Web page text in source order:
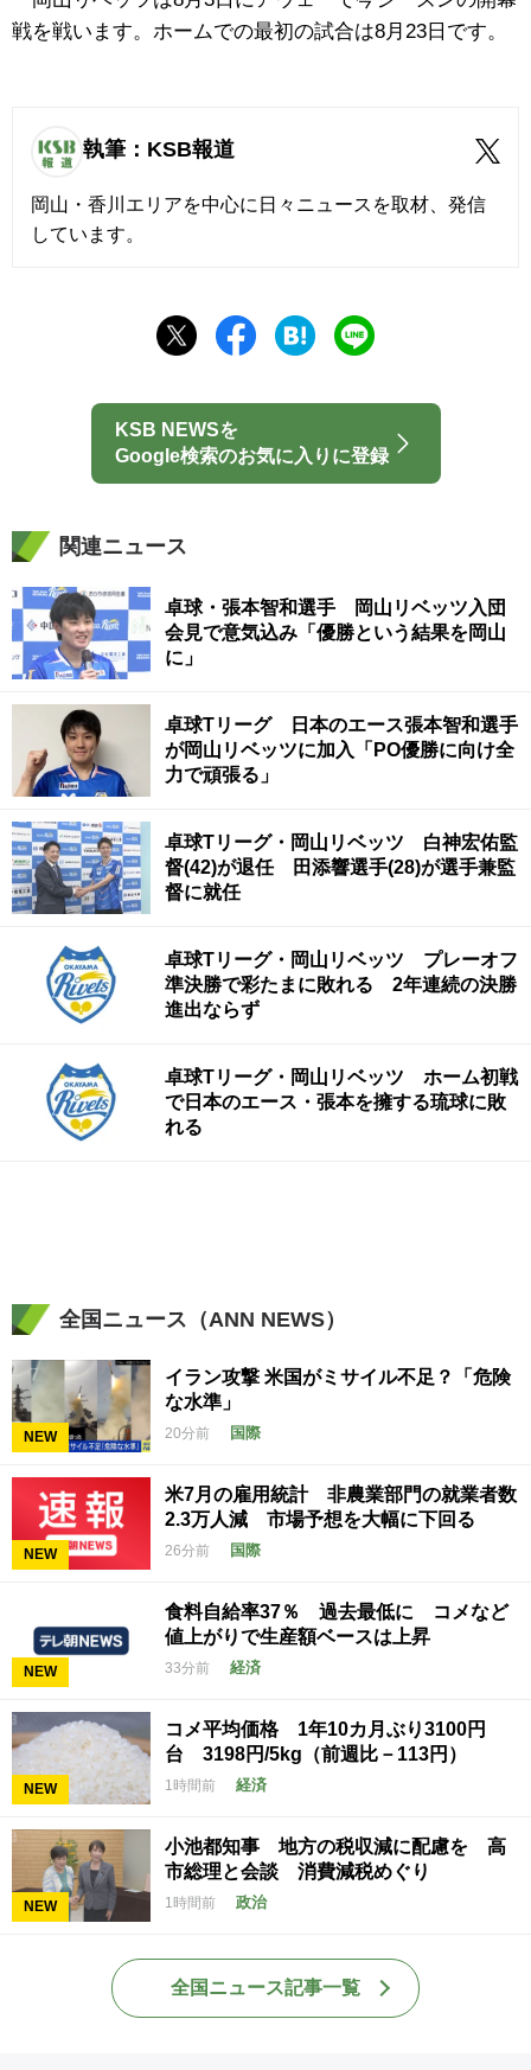
戦を戦います。ホームでの最初の試合は8月23日です。
執筆：KSB報道
岡山・香川エリアを中心に日々ニュースを取材、発信
しています。
KSB NEWSを
Google検索のお気に入りに登録
関連ニュース
卓球・張本智和選手 岡山リベッツ入団
会見で意気込み「優勝という結果を岡山
に」
卓球Tリーグ 日本のエース張本智和選手
が岡山リベッツに加入「PO優勝に向け全
力で頑張る」
卓球Tリーグ・岡山リベッツ 白神宏佑監
督(42)が退任 田添響選手(28)が選手兼監
督に就任
卓球Tリーグ・岡山リベッツ プレーオフ
準決勝で彩たまに敗れる 2年連続の決勝
進出ならず
卓球Tリーグ・岡山リベッツ ホーム初戦
で日本のエース・張本を擁する琉球に敗
れる
全国ニュース（ANN NEWS）
NEW
イラン攻撃 米国がミサイル不足？「危険
な水準」
20分前 国際
NEW
米7月の雇用統計 非農業部門の就業者数
2.3万人減 市場予想を大幅に下回る
26分前 国際
NEW
食料自給率37％ 過去最低に コメなど
値上がりで生産額ベースは上昇
33分前 経済
NEW
コメ平均価格 1年10カ月ぶり3100円
台 3198円/5kg（前週比－113円）
1時間前 経済
NEW
小池都知事 地方の税収減に配慮を 高
市総理と会談 消費減税めぐり
1時間前 政治
全国ニュース記事一覧